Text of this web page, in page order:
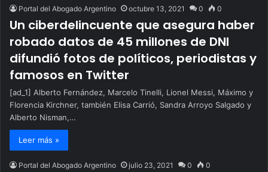
Portal del Abogado Argentino octubre 13, 2021 0 0
Un ciberdelincuente que asegura haber
robado datos de 45 millones de DNI
difundió fotos de políticos, periodistas y
famosos en Twitter
[ad_1] Alberto Fernández, Marcelo Tinelli, Lionel Messi, Máximo y
Florencia Kirchner, también Elisa Carrió, Sandra Arroyo Salgado y
Alberto Nisman,…
Leer más »
Portal del Abogado Argentino julio 23, 2021 0 0